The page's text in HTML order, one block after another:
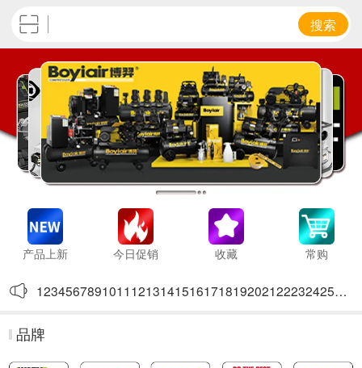
搜索
产品上新 今日促销 收藏 常购
12345678910111213141516171819202122232425262728293
品牌